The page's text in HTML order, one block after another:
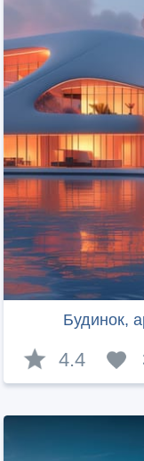
Будинок,
4.4